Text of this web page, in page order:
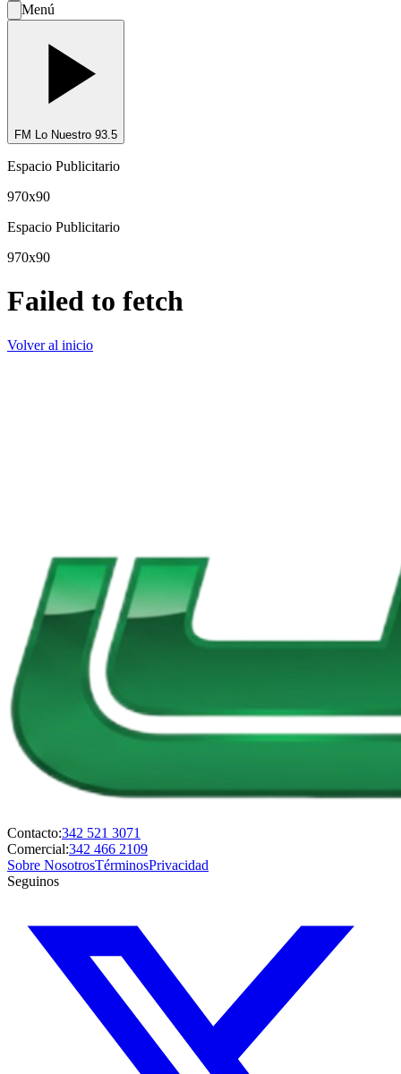
Menú
FM Lo Nuestro 93.5
Espacio Publicitario
970x90
Espacio Publicitario
970x90
Failed to fetch
Volver al inicio
Contacto:342 521 3071
Comercial:342 466 2109
Sobre NosotrosTérminosPrivacidad
Seguinos